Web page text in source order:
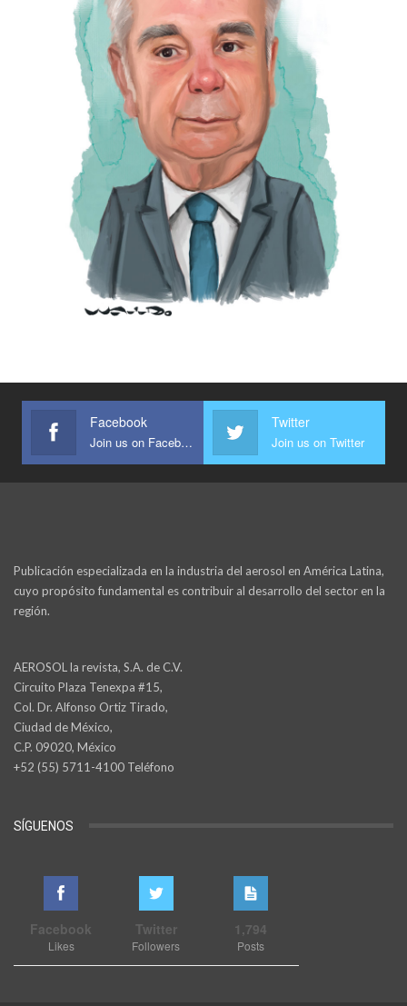
Facebook
Join us on Facebook
Twitter
Join us on Twitter
Publicación especializada en la industria del aerosol en América Latina,
cuyo propósito fundamental es contribuir al desarrollo del sector en la
región.
AEROSOL la revista, S.A. de C.V.
Circuito Plaza Tenexpa #15,
Col. Dr. Alfonso Ortiz Tirado,
Ciudad de México,
C.P. 09020, México
+52 (55) 5711-4100 Teléfono
SÍGUENOS
Facebook
Likes
Twitter
Followers
1,794
Posts